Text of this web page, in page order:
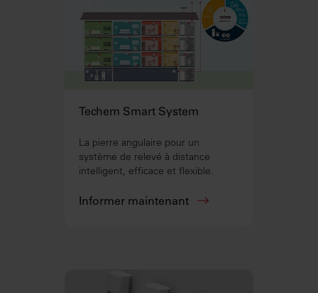
Techem Smart System
La pierre angulaire pour un
système de relevé à distance
intelligent, efficace et flexible.
Informer maintenant